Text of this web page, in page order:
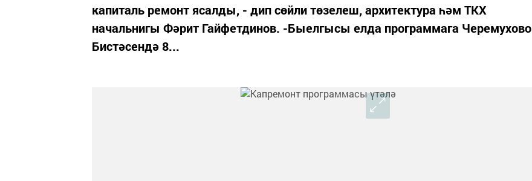
капиталь ремонт ясалды, - дип сөйли төзелеш, архитектура һәм ТКХ
начальнигы Фәрит Гайфетдинов. -Быелгысы елда программага Черемухово
Бистәсендә 8...